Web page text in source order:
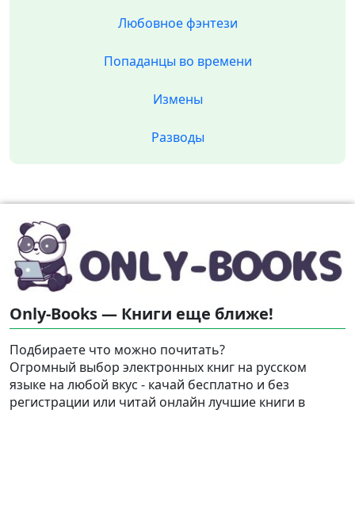
Любовное фэнтези
Попаданцы во времени
Измены
Разводы
Only-Books — Книги еще ближе!
Подбираете что можно почитать?
Огромный выбор электронных книг на русском
языке на любой вкус - качай бесплатно и без
регистрации или читай онлайн лучшие книги в